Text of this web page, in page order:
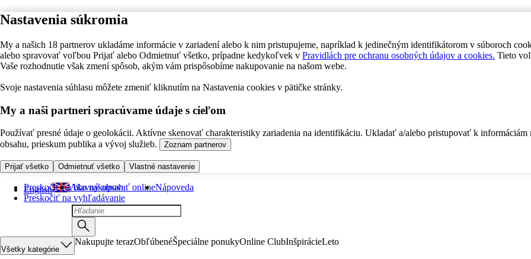
Nastavenia súkromia
My a našich 18 partnerov ukladáme informácie v zariadení alebo k nim pristupujeme, napríklad k jedinečným identifikátorom v súboroch
alebo spravovať voľbou Prijať alebo Odmietnuť všetko, prípadne kedykoľvek v Pravidlách pre ochranu osobných údajov a cookies. Tieto
Vaše rozhodnutie však zmení spôsob, akým vám prispôsobíme nakupovanie na našom webe.
Svoje nastavenia súhlasu môžete zmeniť kliknutím na Nastavenia cookies v pätičke stránky.
My a naši partneri spracúvame údaje s cieľom
Používať presné údaje o geolokácii. Aktívne skenovať charakteristiky zariadenia na identifikáciu. Ukladať a/alebo pristupovať k informáciám
obsahu, prieskum publika a vývoj služieb.
Zoznam partnerov
Prijať všetko Odmietnuť všetko Vlastné nastavenie
Preskočiť na hlavný obsah
Preskočiť na vyhľadávanie
English Ako nakupovať onlineNápoveda
Všetky kategórie
Nakupujte terazObľúbenéŠpeciálne ponukyOnline ClubInšpirácieLeto